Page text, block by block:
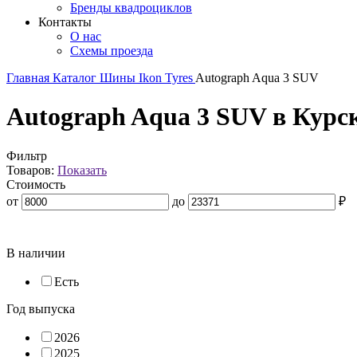
Бренды квадроциклов
Контакты
О нас
Схемы проезда
Главная Каталог Шины Ikon Tyres Autograph Aqua 3 SUV
Autograph Aqua 3 SUV в
Фильтр
Товаров: Показать
Стоимость
от
до ₽
В наличии
Есть
Год выпуска
2026
2025